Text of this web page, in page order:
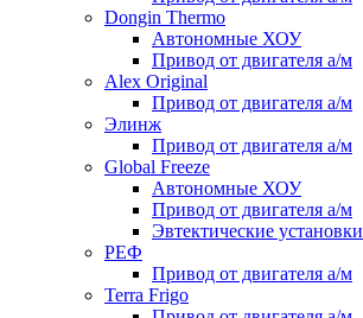
Dongin Thermo
Автономные ХОУ
Привод от двигателя а/м
Alex Original
Привод от двигателя а/м
Элинж
Привод от двигателя а/м
Global Freeze
Автономные ХОУ
Привод от двигателя а/м
Эвтектические установки
РЕФ
Привод от двигателя а/м
Terra Frigo